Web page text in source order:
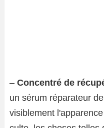
– Concentré de
un sérum réparateur
visiblement